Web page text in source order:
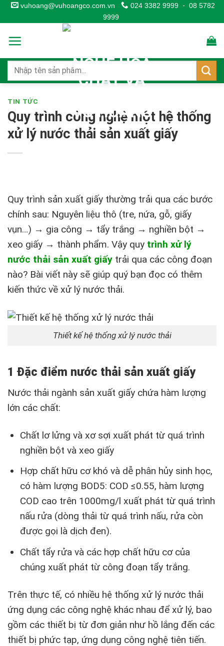
Skip
to
content
vuhoang@vuhoangco.com.vn 024 3382 9999 - 08 5782
9999
TIN TỨC
Quy trình công nghệ một hệ thống
xử lý nước thải sản xuất giấy
Quy trình sản xuất giấy thường trải qua các bước
chính sau: Nguyên liệu thô (tre, nứa, gỗ, giấy
vụn…) → gia công → tẩy trắng → nghiền bột →
xeo giấy → thành phẩm. Vậy quy trình xử lý
nước thải sản xuất giấy trải qua các công đoạn
nào? Bài viết này sẽ giúp quý bạn đọc có thêm
kiến thức về xử lý nước thải.
Thiết kế hệ thống xử lý nước thải
1 Đặc điểm nước thải sản xuất giấy
Nước thải ngành sản xuất giấy chứa hàm lượng
lớn các chất:
Chất lơ lửng và xơ sợi xuất phát từ quá trình
nghiền bột và xeo giấy
Hợp chất hữu cơ khó và dễ phân hủy sinh học,
có hàm lượng BOD5: COD ≤0.55, hàm lượng
COD cao trên 1000mg/l xuất phát từ quá trình
nấu rửa (dòng thải từ quá trình nấu, rửa còn
được gọi là dịch đen).
Chất tẩy rửa và các hợp chất hữu cơ của
chúng xuất phát từ công đoạn tẩy trắng.
Trên thực tế, có nhiều hệ thống xử lý nước thải
ứng dụng các công nghệ khác nhau để xử lý, bao
gồm các thiết bị từ đơn giản như hồ lắng đến các
thiết bị phức tạp, ứng dụng công nghệ tiên tiến.